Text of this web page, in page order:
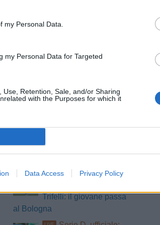
my Personal Data.
my Personal Data for Targeted
Retention, Sale, and/or Sharing
with the Purposes for which it
Data Access Privacy Policy
Livorno ho dato tutto. Sto
bene, qui è stimolante"
UFFICIALE
L'Aquila,
Trifelli: il giovane passa
al Bologna